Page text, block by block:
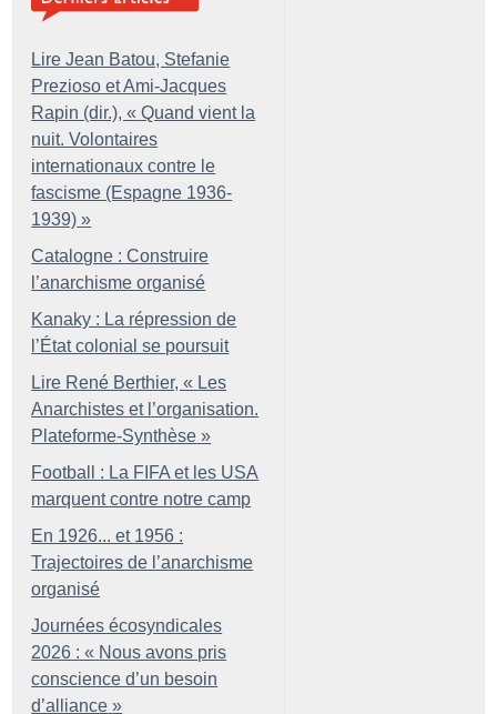
Lire Jean Batou, Stefanie
Prezioso et Ami-Jacques
Rapin (dir.), « Quand vient la
nuit. Volontaires
internationaux contre le
fascisme (Espagne 1936-
1939) »
Catalogne : Construire
l’anarchisme organisé
Kanaky : La répression de
l’État colonial se poursuit
Lire René Berthier, « Les
Anarchistes et l’organisation.
Plateforme-Synthèse »
Football : La FIFA et les USA
marquent contre notre camp
En 1926... et 1956 :
Trajectoires de l’anarchisme
organisé
Journées écosyndicales
2026 : « Nous avons pris
conscience d’un besoin
d’alliance »